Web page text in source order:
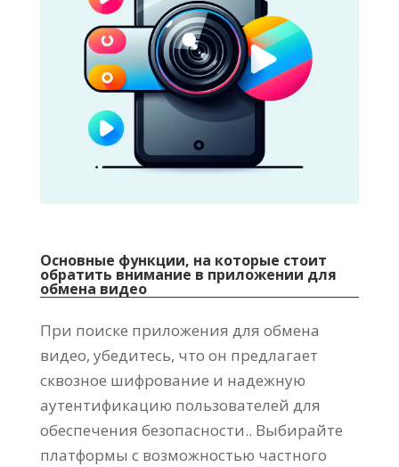
Основные функции, на которые стоит
обратить внимание в приложении для
обмена видео
При поиске приложения для обмена
видео, убедитесь, что он предлагает
сквозное шифрование и надежную
аутентификацию пользователей для
обеспечения безопасности.. Выбирайте
платформы с возможностью частного